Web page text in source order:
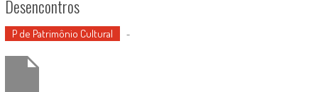
Desencontros
P de Patrimônio Cultural -